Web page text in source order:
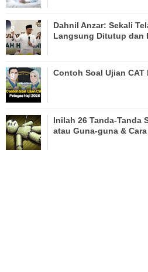
Dahnil Anzar: Sekali
Langsung Ditutup dan
Contoh Soal Ujian CAT
Inilah 26 Tanda-Tanda
atau Guna-guna &